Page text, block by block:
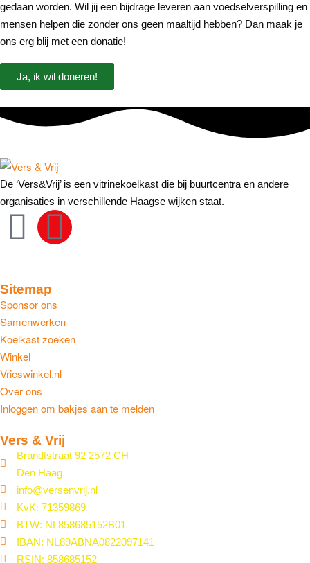
gedaan worden. Wil jij een bijdrage leveren aan voedselverspilling en
mensen helpen die zonder ons geen maaltijd hebben? Dan maak je
ons erg blij met een donatie!
Ja, ik wil doneren!
De ‘Vers&Vrij’ is een vitrinekoelkast die bij buurtcentra en andere
organisaties in verschillende Haagse wijken staat.
Sitemap
Sponsor ons
Samenwerken
Koelkast zoeken
Winkel
Vrieswinkel.nl
Over ons
Inloggen om bakjes aan te melden
Vers & Vrij
Brandtstraat 92 2572 CH
Den Haag
info@versenvrij.nl
KvK: 71359869
BTW: NL858685152B01
IBAN: NL89ABNA0822097141
RSIN: 858685152